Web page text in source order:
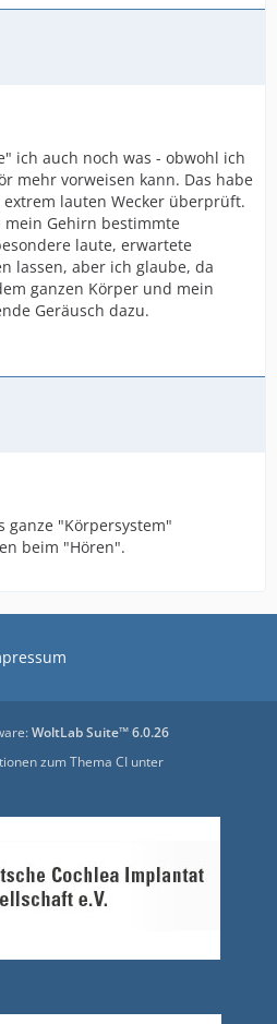
ich auch noch was - obwohl ich
mehr vorweisen kann. Das habe
lauten Wecker überprüft.
mein Gehirn bestimmte
laute, erwartete
lassen, aber ich glaube, da
ganzen Körper und mein
Geräusch dazu.
ganze "Körpersystem"
beim "Hören".
WoltLab Suite™ 6.0.26
zum Thema CI unter